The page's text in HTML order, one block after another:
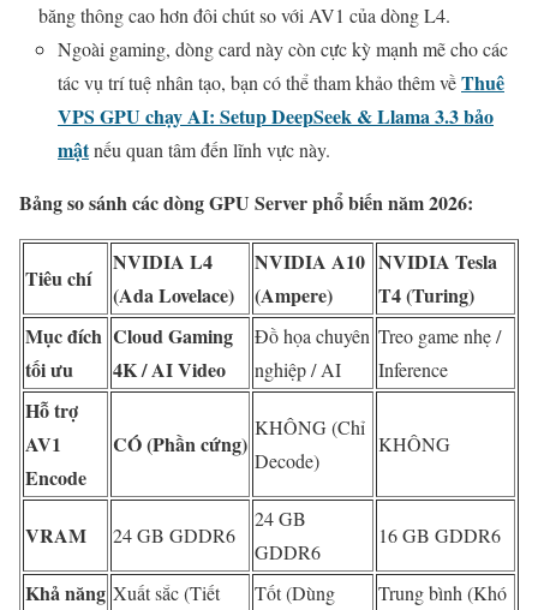
băng thông cao hơn đôi chút so với AV1 của dòng L4.
Ngoài gaming, dòng card này còn cực kỳ mạnh mẽ cho các
tác vụ trí tuệ nhân tạo, bạn có thể tham khảo thêm vềThuê
VPS GPU chạy AI: Setup DeepSeek & Llama 3.3 bảo
mậtnếu quan tâm đến lĩnh vực này.
Bảng so sánh các dòng GPU Server phổ biến năm 2026:
Tiêu chí
NVIDIA L4
(Ada Lovelace)
NVIDIA A10
(Ampere)
NVIDIA Tesla
T4 (Turing)
Mục đích
tối ưu
Cloud Gaming
4K / AI Video
Đồ họa chuyên
nghiệp / AI
Treo game nhẹ /
Inference
Hỗ trợ
AV1
Encode
CÓ (Phần cứng)
KHÔNG (Chỉ
Decode)
KHÔNG
VRAM 24 GB GDDR6
24 GB
GDDR6
16 GB GDDR6
Khả năng Xuất sắc (Tiết
Tốt (Dùng
Trung bình (Khó